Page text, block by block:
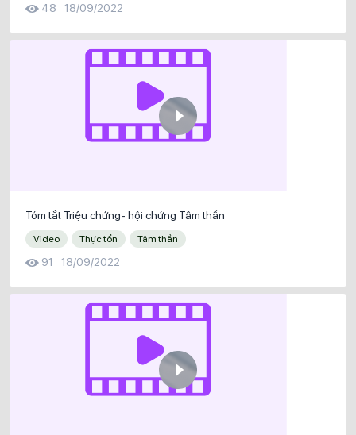
48 18/09/2022
Tóm tắt Triệu chứng- hội chứng Tâm thần
Video Thực tổn Tâm thần
91 18/09/2022